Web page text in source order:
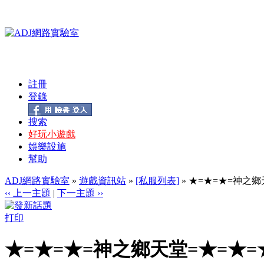
註冊
登錄
搜索
好玩小遊戲
娛樂設施
幫助
ADJ網路實驗室 » 遊戲資訊站 » [私服列表] » ★=★=★=神之
‹‹ 上一主題 | 下一主題 ››
打印
★=★=★=神之鄉天堂